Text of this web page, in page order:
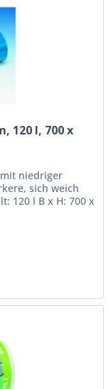
120 l, 700 x
mit niedriger
sich weich
120 l B x H: 700 x